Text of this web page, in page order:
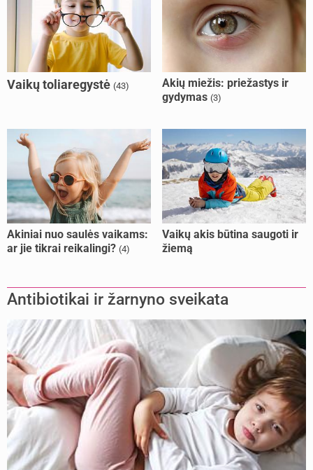
Vaikų toliaregystė (43)
Akių miežis: priežastys ir
gydymas (3)
Akiniai nuo saulės vaikams:
ar jie tikrai reikalingi? (4)
Vaikų akis būtina saugoti ir
žiemą
Antibiotikai ir žarnyno sveikata